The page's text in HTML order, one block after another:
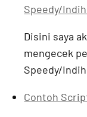
Speedy/
Disini saya
mengecek
Speedy/
Contoh